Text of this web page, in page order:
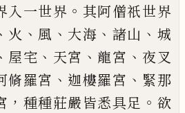
入一世界 。 其阿僧祇世界
火 、 風 、 大海 、 諸山 、 城
屋宅 、 天宮 、 龍宮 、 夜叉
脩羅宮 、 迦樓羅宮 、 緊那
， 種種莊嚴皆悉具足 。 欲